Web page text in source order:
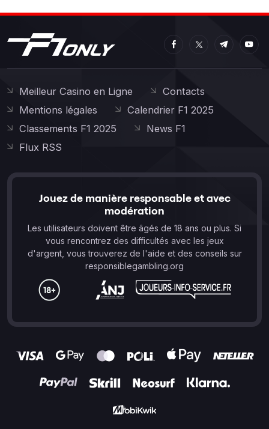
Meilleur Casino en Ligne
Contacts
Mentions légales
Calendrier F1 2025
Classements F1 2025
News F1
Flux RSS
Jouez de manière responsable et avec
modération
Les utilisateurs doivent être âgés de 18 ans ou plus. Si
vous rencontrez des difficultés avec les jeux
d'argent, vous trouverez de l'aide et des conseils sur
responsiblegambling.org